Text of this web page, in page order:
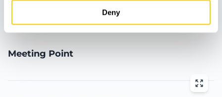
Deny
Meeting Point